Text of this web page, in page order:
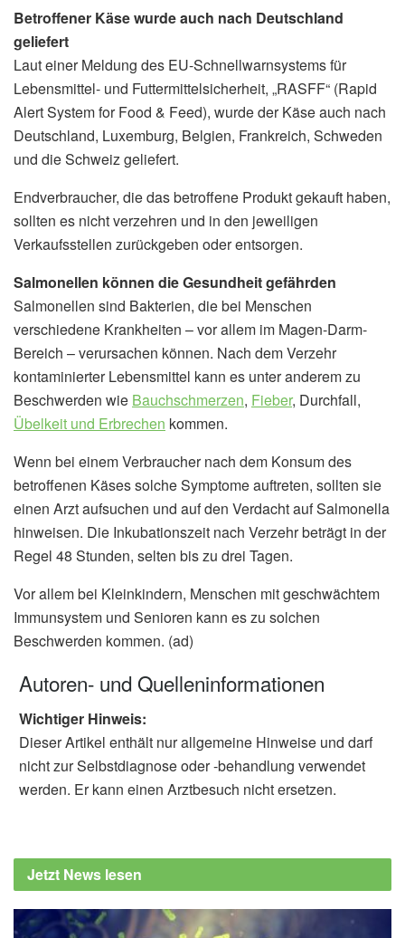
Betroffener Käse wurde auch nach Deutschland
geliefert
Laut einer Meldung des EU-Schnellwarnsystems für
Lebensmittel- und Futtermittelsicherheit, „RASFF“ (Rapid
Alert System for Food & Feed), wurde der Käse auch nach
Deutschland, Luxemburg, Belgien, Frankreich, Schweden
und die Schweiz geliefert.
Endverbraucher, die das betroffene Produkt gekauft haben,
sollten es nicht verzehren und in den jeweiligen
Verkaufsstellen zurückgeben oder entsorgen.
Salmonellen können die Gesundheit gefährden
Salmonellen sind Bakterien, die bei Menschen
verschiedene Krankheiten – vor allem im Magen-Darm-
Bereich – verursachen können. Nach dem Verzehr
kontaminierter Lebensmittel kann es unter anderem zu
Beschwerden wie Bauchschmerzen, Fieber, Durchfall,
Übelkeit und Erbrechen kommen.
Wenn bei einem Verbraucher nach dem Konsum des
betroffenen Käses solche Symptome auftreten, sollten sie
einen Arzt aufsuchen und auf den Verdacht auf Salmonella
hinweisen. Die Inkubationszeit nach Verzehr beträgt in der
Regel 48 Stunden, selten bis zu drei Tagen.
Vor allem bei Kleinkindern, Menschen mit geschwächtem
Immunsystem und Senioren kann es zu solchen
Beschwerden kommen. (ad)
Autoren- und Quelleninformationen
Wichtiger Hinweis:
Dieser Artikel enthält nur allgemeine Hinweise und darf
nicht zur Selbstdiagnose oder -behandlung verwendet
werden. Er kann einen Arztbesuch nicht ersetzen.
Jetzt News lesen